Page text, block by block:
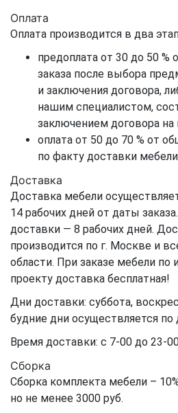
Оплата
Оплата производится в два
предоплата от 30 до 50
заказа после выбора
и заключения договора,
нашим специалистом,
заключением договора на
оплата от 50 до 70 % от
по факту доставки
Доставка
Доставка мебели
14 рабочих дней от даты
доставки — 8 рабочих дней.
производится по г. Москве и
области. При заказе мебели по
проекту доставка бесплатная!
Дни доставки: суббота,
будние дни осуществляется по
Время доставки: с 7-00 до 23-
Сборка
Сборка комплекта мебели –
но не менее 3000 руб.